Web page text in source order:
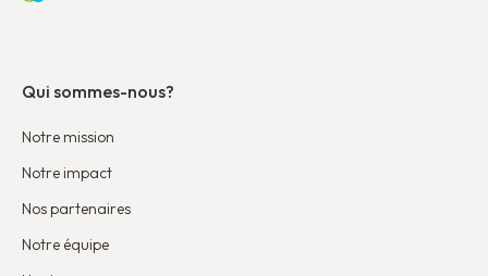
Qui sommes-nous?
Notre mission
Notre impact
Nos partenaires
Notre équipe